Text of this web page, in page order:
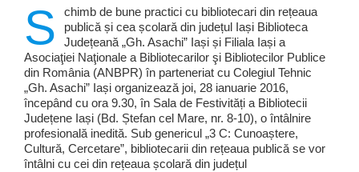
S
chimb de bune practici cu bibliotecari din rețeaua
publică și cea școlară din județul Iași Biblioteca
Județeană „Gh. Asachi” Iași și Filiala Iași a
Asociaţiei Naţionale a Bibliotecarilor şi Bibliotecilor Publice
din România (ANBPR) în parteneriat cu Colegiul Tehnic
„Gh. Asachi” Iași organizează joi, 28 ianuarie 2016,
începând cu ora 9.30, în Sala de Festivități a Bibliotecii
Județene Iași (Bd. Ștefan cel Mare, nr. 8-10), o întâlnire
profesională inedită. Sub genericul „3 C: Cunoaștere,
Cultură, Cercetare”, bibliotecarii din rețeaua publică se vor
întâlni cu cei din rețeaua școlară din județul